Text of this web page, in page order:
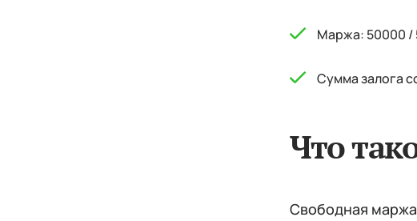
Маржа: 50000 /
Сумма залога
Что
Свободная